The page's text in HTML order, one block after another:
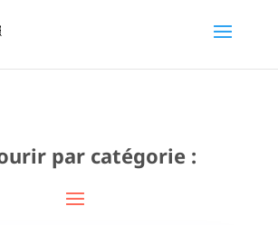
par catégorie :